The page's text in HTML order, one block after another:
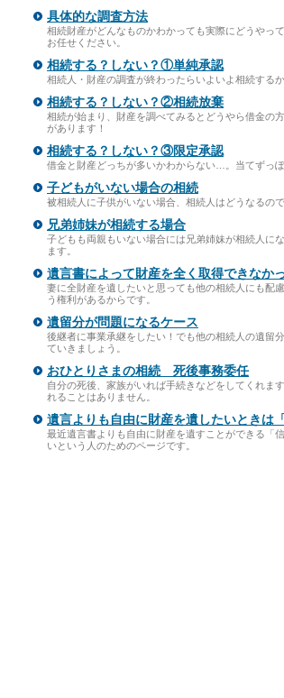
具体的な調査方法
相続財産がどんなものかわかっても実際にどうやっ
お任せください。
相続する？しない？①単純承認
相続人・財産の調査が終わったらいよいよ相続する
相続する？しない？②相続放棄
相続が始まり、財産を調べてみるとどうやら借金の
があります！
相続する？しない？③限定承認
借金と財産どっちが多いかわからない…。当てずっ
子どもがいない場合の相続
被相続人に子供がいない場合、相続人はどうなるの
兄弟姉妹が相続する場合
子どもも両親もいない場合には兄弟姉妹が相続人に
ます。
遺言書によって財産を全く取得できなか
妻に全財産を遺したいと思っても他の相続人にも配
う権利があるからです。
遺留分が問題になるケース
後継者に事業承継をしたい！でも他の相続人の遺留
ていきましょう。
おひとりさまの相続 死後事務委任
自分の死後、家族がいれば手続きなどをしてくれま
れることはありません。
遺言よりも自由に財産を遺したいときは
最近遺言書よりも自由に財産を遺すことができる「
いという人のためのページです。